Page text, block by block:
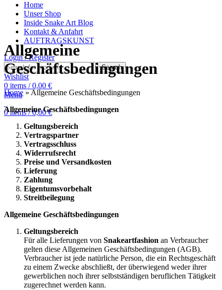
Home
Unser Shop
Inside Snake Art Blog
Kontakt & Anfahrt
AUFTRAGSKUNST
Login / Register
Search
Wishlist
0 items / 0,00 €
Menu
0items / 0,00€
Allgemeine
Geschäftsbedingungen
Home » Allgemeine Geschäftsbedingungen
Allgemeine Geschäftsbedingungen
Geltungsbereich
Vertragspartner
Vertragsschluss
Widerrufsrecht
Preise und Versandkosten
Lieferung
Zahlung
Eigentumsvorbehalt
Streitbeilegung
Allgemeine Geschäftsbedingungen
Geltungsbereich
Für alle Lieferungen von Snakeartfashion an Verbraucher
gelten diese Allgemeinen Geschäftsbedingungen (AGB).
Verbraucher ist jede natürliche Person, die ein Rechtsgeschäft
zu einem Zwecke abschließt, der überwiegend weder ihrer
gewerblichen noch ihrer selbstständigen beruflichen Tätigkeit
zugerechnet werden kann.